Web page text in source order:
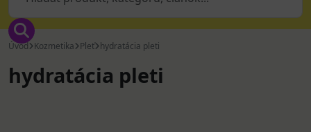
Úvod Kozmetika Pleť hydratácia pleti
hydratácia pleti